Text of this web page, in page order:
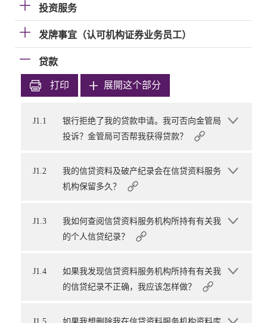
投资服务
发牌事宜（认可机构证券业务员工）
贷款
打印 展開这个部分
J1.1
银行拒绝了我的贷款申请。我可否向金管局
投诉？金管局可否帮我获得贷款？
J1.2
我的信贷资料及破产纪录会在信贷资料服务
机构保留多久？
J1.3
我如何查阅信贷资料服务机构所持有有关我
的个人信贷纪录？
J1.4
如果我发现信贷资料服务机构所持有有关我
的信贷纪录不正确，我应该怎样做？